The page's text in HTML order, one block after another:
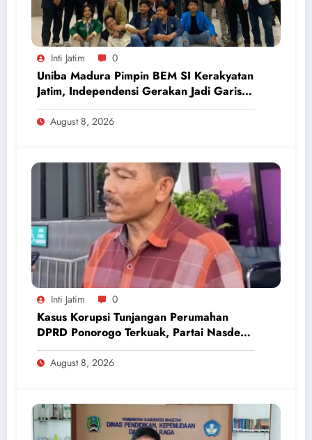
Inti Jatim 0
Uniba Madura Pimpin BEM SI Kerakyatan
Jatim, Independensi Gerakan Jadi Garis
Batas
August 8, 2026
Inti Jatim 0
Kasus Korupsi Tunjangan Perumahan
DPRD Ponorogo Terkuak, Partai Nasdem
Inisiatif Kembalikan Uang Rp 748 Juta
August 8, 2026